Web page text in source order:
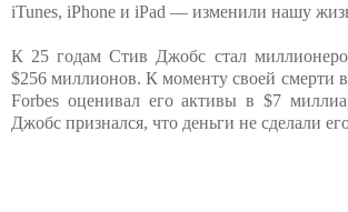
iTunes, iPhone и iPad — изменили нашу
К 25 годам Стив Джобс стал
$256 миллионов. К моменту своей смерти
Forbes оценивал его активы в $7
Джобс признался, что деньги не сделали